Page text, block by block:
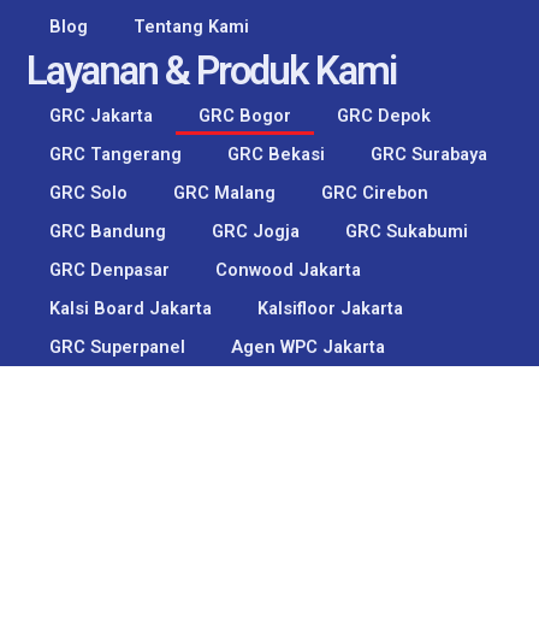
Blog Tentang Kami
Layanan & Produk Kami
GRC Jakarta GRC Bogor
GRC Depok​
GRC Tangerang​
GRC Bekasi
GRC Surabaya
GRC Solo
GRC Malang
GRC Cirebon
GRC Bandung
GRC Jogja
GRC Sukabumi
GRC Denpasar
Conwood Jakarta
Kalsi Board Jakarta
Kalsifloor Jakarta
GRC Superpanel
Agen WPC Jakarta